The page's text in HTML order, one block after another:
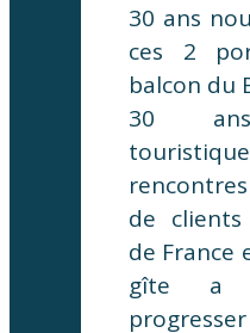
30 ans
ces 2
balcon du
30 ans
de clients
de France
gîte a